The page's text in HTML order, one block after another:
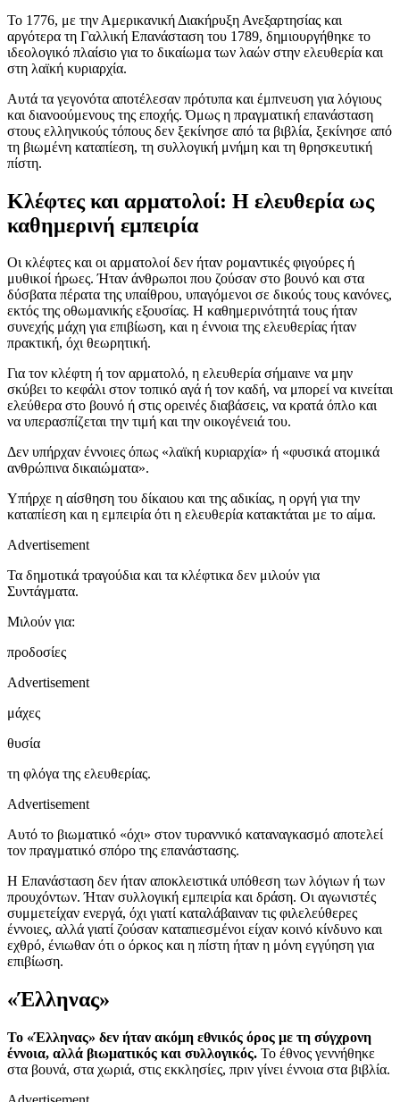
Το 1776, με την Αμερικανική Διακήρυξη Ανεξαρτησίας και
αργότερα τη Γαλλική Επανάσταση του 1789, δημιουργήθηκε το
ιδεολογικό πλαίσιο για το δικαίωμα των λαών στην ελευθερία και
στη λαϊκή κυριαρχία.
Αυτά τα γεγονότα αποτέλεσαν πρότυπα και έμπνευση για λόγιους
και διανοούμενους της εποχής. Όμως η πραγματική επανάσταση
στους ελληνικούς τόπους δεν ξεκίνησε από τα βιβλία, ξεκίνησε από
τη βιωμένη καταπίεση, τη συλλογική μνήμη και τη θρησκευτική
πίστη.
Κλέφτες και αρματολοί: Η ελευθερία ως
καθημερινή εμπειρία
Οι κλέφτες και οι αρματολοί δεν ήταν ρομαντικές φιγούρες ή
μυθικοί ήρωες. Ήταν άνθρωποι που ζούσαν στο βουνό και στα
δύσβατα πέρατα της υπαίθρου, υπαγόμενοι σε δικούς τους κανόνες,
εκτός της οθωμανικής εξουσίας. Η καθημερινότητά τους ήταν
συνεχής μάχη για επιβίωση, και η έννοια της ελευθερίας ήταν
πρακτική, όχι θεωρητική.
Για τον κλέφτη ή τον αρματολό, η ελευθερία σήμαινε να μην
σκύβει το κεφάλι στον τοπικό αγά ή τον καδή, να μπορεί να κινείται
ελεύθερα στο βουνό ή στις ορεινές διαβάσεις, να κρατά όπλο και
να υπερασπίζεται την τιμή και την οικογένειά του.
Δεν υπήρχαν έννοιες όπως «λαϊκή κυριαρχία» ή «φυσικά ατομικά
ανθρώπινα δικαιώματα».
Υπήρχε η αίσθηση του δίκαιου και της αδικίας, η οργή για την
καταπίεση και η εμπειρία ότι η ελευθερία κατακτάται με το αίμα.
Advertisement
Τα δημοτικά τραγούδια και τα κλέφτικα δεν μιλούν για
Συντάγματα.
Μιλούν για:
προδοσίες
Advertisement
μάχες
θυσία
τη φλόγα της ελευθερίας.
Advertisement
Αυτό το βιωματικό «όχι» στον τυραννικό καταναγκασμό αποτελεί
τον πραγματικό σπόρο της επανάστασης.
Η Επανάσταση δεν ήταν αποκλειστικά υπόθεση των λόγιων ή των
προυχόντων. Ήταν συλλογική εμπειρία και δράση. Οι αγωνιστές
συμμετείχαν ενεργά, όχι γιατί καταλάβαιναν τις φιλελεύθερες
έννοιες, αλλά γιατί ζούσαν καταπιεσμένοι είχαν κοινό κίνδυνο και
εχθρό, ένιωθαν ότι ο όρκος και η πίστη ήταν η μόνη εγγύηση για
επιβίωση.
«Έλληνας»
Το «Έλληνας» δεν ήταν ακόμη εθνικός όρος με τη σύγχρονη
έννοια, αλλά βιωματικός και συλλογικός. Το έθνος γεννήθηκε
στα βουνά, στα χωριά, στις εκκλησίες, πριν γίνει έννοια στα βιβλία.